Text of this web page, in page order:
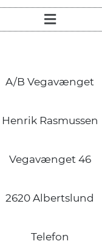
A/B Vegavænget
Henrik Rasmussen
Vegavænget 46
2620 Albertslund
Telefon